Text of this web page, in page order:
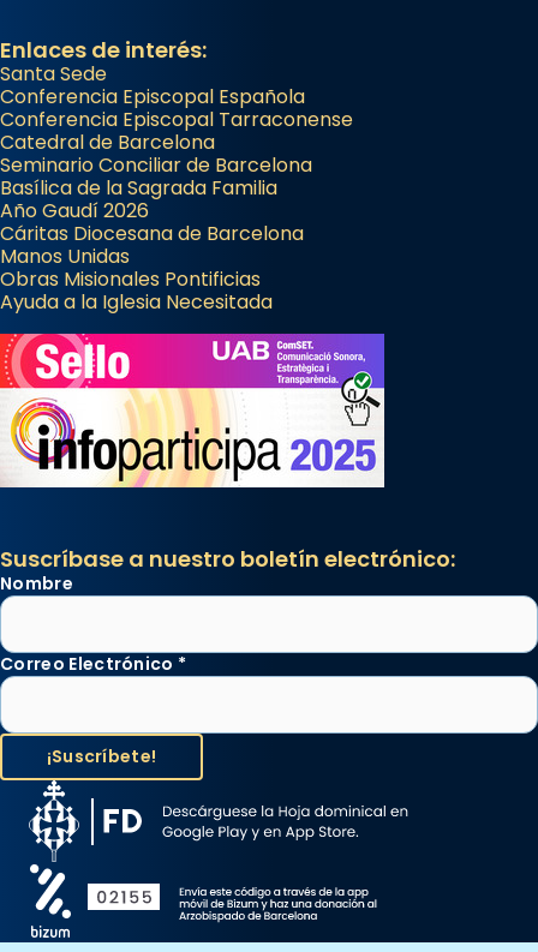
Enlaces de interés:
Santa Sede
Conferencia Episcopal Española
Conferencia Episcopal Tarraconense
Catedral de Barcelona
Seminario Conciliar de Barcelona
Basílica de la Sagrada Familia
Año Gaudí 2026
Cáritas Diocesana de Barcelona
Manos Unidas
Obras Misionales Pontificias
Ayuda a la Iglesia Necesitada
Suscríbase a nuestro boletín electrónico:
Nombre
Correo Electrónico *